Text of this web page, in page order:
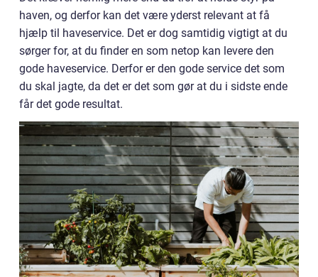
haven, og derfor kan det være yderst relevant at få
hjælp til haveservice. Det er dog samtidig vigtigt at du
sørger for, at du finder en som netop kan levere den
gode haveservice. Derfor er den gode service det som
du skal jagte, da det er det som gør at du i sidste ende
får det gode resultat.